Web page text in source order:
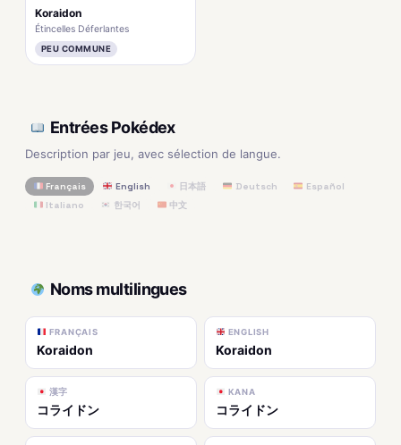
Koraidon
Étincelles Déferlantes
PEU COMMUNE
Entrées Pokédex
Description par jeu, avec sélection de langue.
Français English 日本語 Deutsch
Español
Italiano
한국어 中文
Noms multilingues
FRANÇAIS
Koraidon
ENGLISH
Koraidon
漢字
コライドン
KANA
コライドン